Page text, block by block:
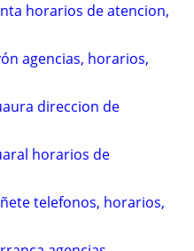
horarios de atencion,
agencias, horarios,
direccion de
horarios de
telefonos, horarios,